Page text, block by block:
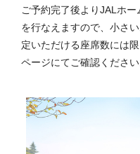
ご予約完了後よりJALホ
を行なえますので、小さ
定いただける座席数には
ページにてご確認ください